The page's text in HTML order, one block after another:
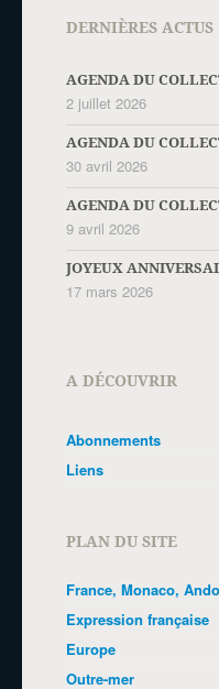
DERNIÈRES ACTUS
AGENDA DU
2 juillet 2026
AGENDA DU
30 avril 2026
AGENDA DU
9 avril 2026
JOYEUX
17 mars 2026
A DÉCOUVRIR
Abonnements
Liens
PLAN DU SITE
France, Monaco,
Expression française
Europe
Outre-mer